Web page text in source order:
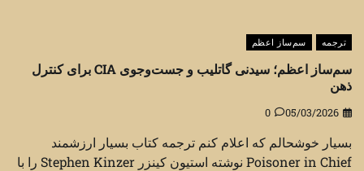
ترجمه سم‌ساز اعظم
سم‌ساز اعظم؛ سیدنی گاتلیب و جست‌وجوی CIA برای کنترل
ذهن
05/03/2026
0
بسیار خوشحالم که اعلام کنم ترجمه کتاب بسیار ارزشمند
Poisoner in Chief نوشته استیون کینزر Stephen Kinzer را با